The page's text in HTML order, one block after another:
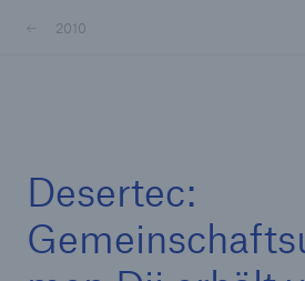
2010
Desertec: